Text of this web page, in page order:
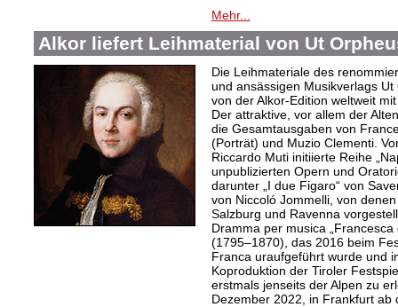
Mehr...
Alkor liefert Leihmaterial von Ut
Die Leihmateriale des
und ansässigen Musikverlags
von der Alkor-Edition weltweit
Der attraktive, vor allem der
die Gesamtausgaben von
(Porträt) und Muzio Clementi.
Riccardo Muti initiierte Reihe
unpublizierten Opern und
darunter „I due Figaro“ von
von Niccoló Jommelli, von
Salzburg und Ravenna
Dramma per musica
(1795–1870), das 2016 beim
Franca uraufgeführt wurde und
Koproduktion der Tiroler
erstmals jenseits der Alpen zu
Dezember 2022, in Frankfurt ab